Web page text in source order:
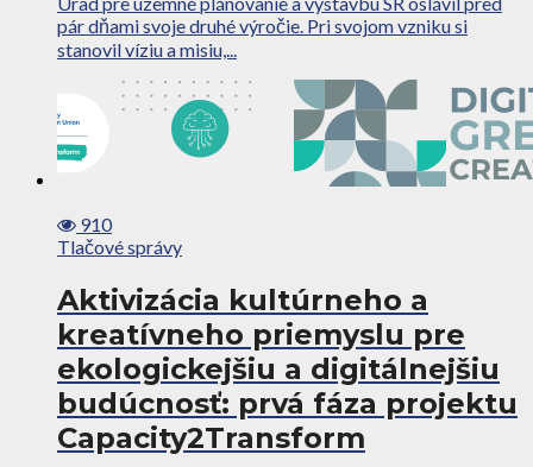
pár dňami svoje druhé výročie. Pri svojom vzniku si
stanovil víziu a misiu,...
910
Tlačové správy
Aktivizácia kultúrneho a
kreatívneho priemyslu pre
ekologickejšiu a digitálnejšiu
budúcnosť: prvá fáza projektu
Capacity2Transform